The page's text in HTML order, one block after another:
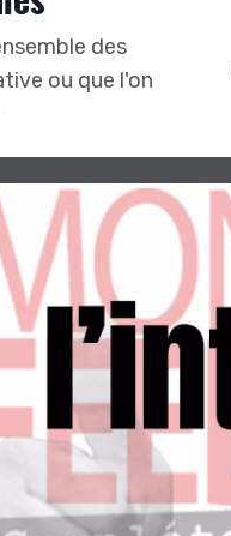
des
ou que l'on